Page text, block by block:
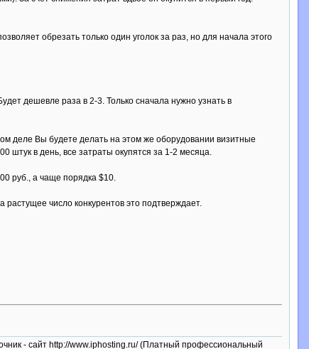
обрезать только один уголок за раз, но для начала этого
дешевле раза в 2-3. Только сначала нужно узнать в
деле Вы будете делать на этом же оборудовании визитные
штук в день, все затраты окупятся за 1-2 месяца.
руб., а чаще порядка $10.
число конкурентов это подтверждает.
- сайт http://www.iphosting.ru/ (Платный профессиональный